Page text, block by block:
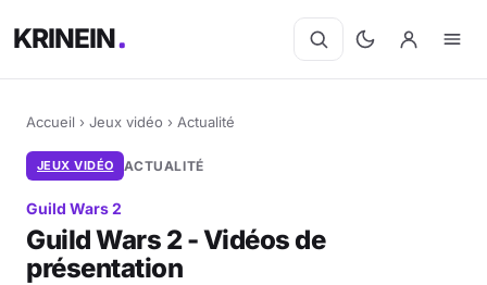
KRINEIN
Accueil › Jeux vidéo › Actualité
JEUX VIDÉO ACTUALITÉ
Guild Wars 2
Guild Wars 2 - Vidéos de
présentation